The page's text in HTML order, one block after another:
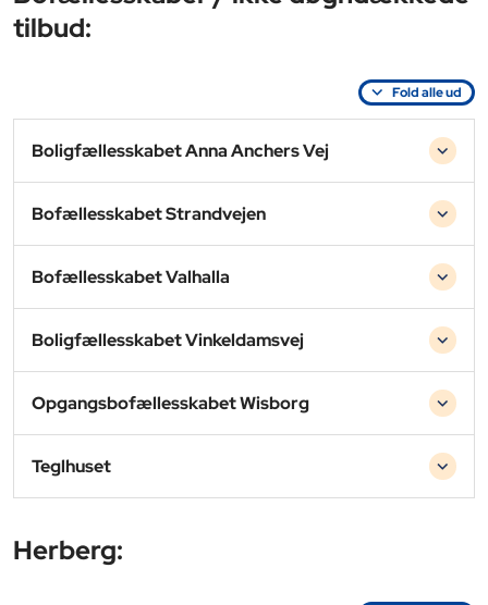
tilbud:
Fold alle ud
Boligfællesskabet Anna Anchers Vej
Bofællesskabet Strandvejen
Bofællesskabet Valhalla
Boligfællesskabet Vinkeldamsvej
Opgangsbofællesskabet Wisborg
Teglhuset
Herberg: